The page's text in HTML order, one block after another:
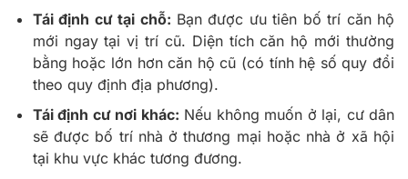
Tái định cư tại chỗ: Bạn được ưu tiên bố trí căn hộ
mới ngay tại vị trí cũ. Diện tích căn hộ mới thường
bằng hoặc lớn hơn căn hộ cũ (có tính hệ số quy đổi
theo quy định địa phương).
Tái định cư nơi khác: Nếu không muốn ở lại, cư dân
sẽ được bố trí nhà ở thương mại hoặc nhà ở xã hội
tại khu vực khác tương đương.